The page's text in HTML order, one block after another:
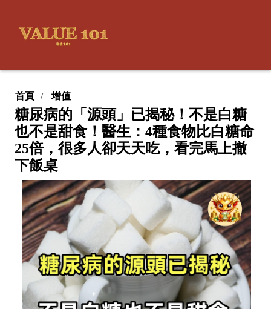
首頁 增值
糖尿病的「源頭」已揭秘！不是白糖
也不是甜食！醫生：4種食物比白糖命
25倍，很多人卻天天吃，看完馬上撤
下飯桌